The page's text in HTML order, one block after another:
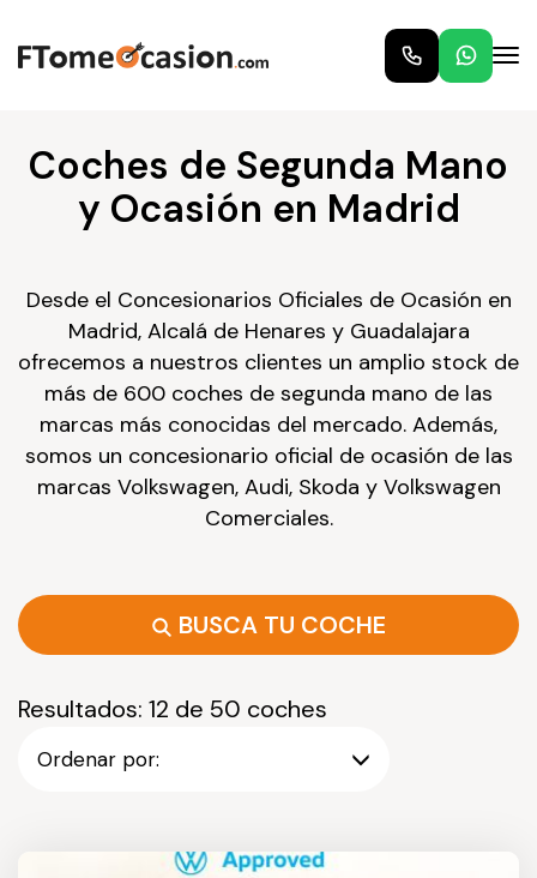
Coches de Segunda Mano
y Ocasión en Madrid
Desde el Concesionarios Oficiales de Ocasión en
Madrid, Alcalá de Henares y Guadalajara
ofrecemos a nuestros clientes un amplio stock de
más de 600 coches de segunda mano de las
marcas más conocidas del mercado. Además,
somos un concesionario oficial de ocasión de las
marcas Volkswagen, Audi, Skoda y Volkswagen
Comerciales.
BUSCA TU COCHE
Resultados: 12 de 50 coches
Ordenar por: